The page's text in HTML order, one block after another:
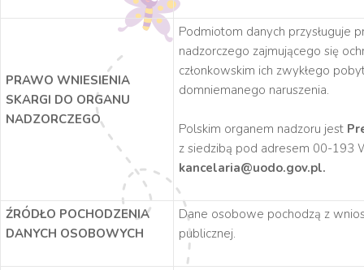
PRAWO WNIESIENIA
SKARGI DO ORGANU
NADZORCZEGO
Podmiotom danych przysługuje
nadzorczego zajmującego się
członkowskim ich zwykłego
domniemanego naruszenia.
Polskim organem nadzoru jest
z siedzibą pod adresem 00-193
kancelaria@uodo.gov.pl.
ŹRÓDŁO POCHODZENIA
DANYCH OSOBOWYCH
Dane osobowe pochodzą z
publicznej.